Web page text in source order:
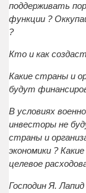
поддерживать
функции ?
?
Кто и как
Какие страны и
будут
В условиях
инвесторы не
страны и
экономики ?
целевое
Господин Я.